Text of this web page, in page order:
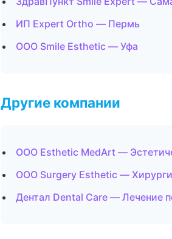
ИП Expert Ortho — Пермь
ООО Smile Esthetic — Уфа
Другие компании
ООО Esthetic MedArt —
ООО Surgery Esthetic —
Дентал Dental Care — Лечение